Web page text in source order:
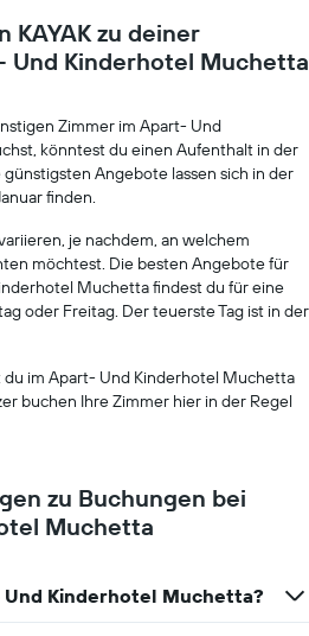
KAYAK zu deiner
Kinderhotel Muchetta
Zimmer im Apart- Und
könntest du einen Aufenthalt in der
Angebote lassen sich in der
finden.
je nachdem, an welchem
möchtest. Die besten Angebote für
Muchetta findest du für eine
oder Freitag. Der teuerste Tag ist in der
im Apart- Und Kinderhotel Muchetta
buchen Ihre Zimmer hier in der Regel
zu Buchungen bei
Muchetta
Kinderhotel Muchetta?